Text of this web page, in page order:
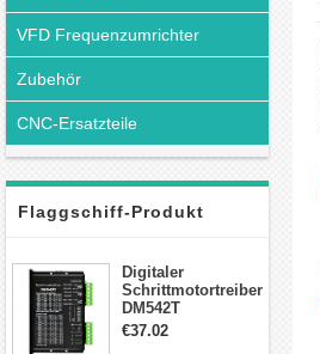
VFD Frequenzumrichter
Zubehör
CNC-Ersatzteile
Flaggschiff-Produkt
Digitaler
Schrittmotortreiber
DM542T
Schrittmotor
€37.02